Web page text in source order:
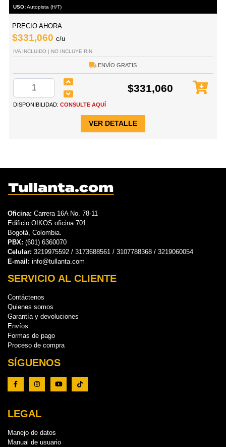
USO:Autopista (H/T)
PRECIO AHORA
$331,060 c/u
IVA INCLUIDO | NO INCLUYE RIN
ENVÍO GRATIS
$331,060
DISPONIBILIDAD: CONSULTE AQUÍ
VER DETALLE
Oficina: Carrera 16A No. 78-11
Edificio OIKOS oficina 701
Bogotá, Colombia.
PBX: (601) 6360070
Celular: 3219975592 / 3173688561 / 3107788368 / 3219060054
E-mail: info@tullanta.com
SERVICIO AL CLIENTE
Contáctenos
Quienes somos
Garantía y devoluciones
Envíos
Formas de pago
Proceso de compra
SÍGUENOS
LEGAL
Manejo de datos
Manual de usuario